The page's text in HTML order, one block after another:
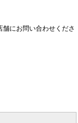
にお問い合わせくださ